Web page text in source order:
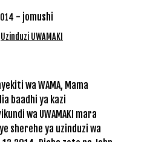
- jomushi
Uzinduzi UWAMAKI